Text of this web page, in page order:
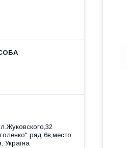
ряд 6в,место
Україна